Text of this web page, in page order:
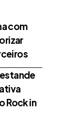
com
Rock in